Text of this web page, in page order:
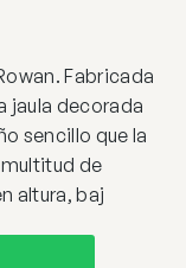
Fabricada
jaula decorada
sencillo que la
de
altura, baj